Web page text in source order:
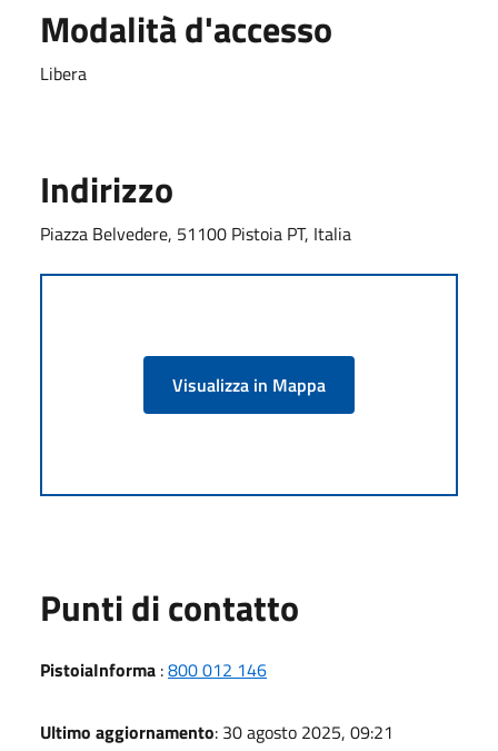
Modalità d'accesso
Libera
Indirizzo
Piazza Belvedere, 51100 Pistoia PT, Italia
Visualizza in Mappa
Punti di contatto
PistoiaInforma :800 012 146
Ultimo aggiornamento: 30 agosto 2025, 09:21